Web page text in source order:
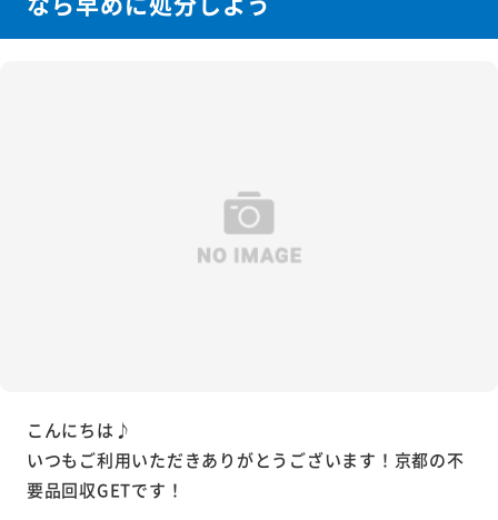
こんにちは♪
いつもご利用いただきありがとうございます！京都の不
要品回収GETです！